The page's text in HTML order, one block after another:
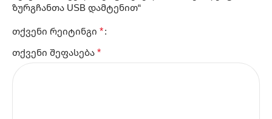
ზურგჩანთა USB დამტენით“
თქვენი რეიტინგი *
თქვენი შეფასება *